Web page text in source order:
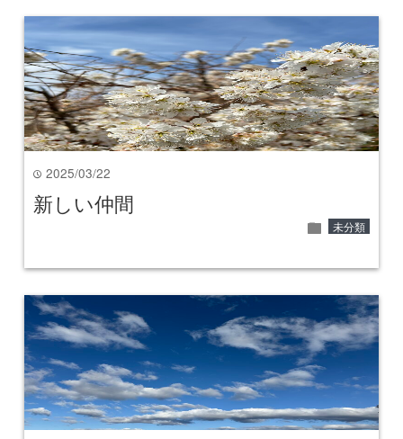
time 2025/03/22
新しい仲間
folder 未分類